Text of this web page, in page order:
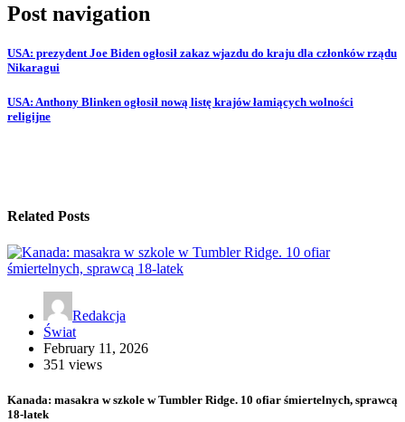
Post navigation
USA: prezydent Joe Biden ogłosił zakaz wjazdu do kraju dla członków rządu
Nikaragui
USA: Anthony Blinken ogłosił nową listę krajów łamiących wolności
religijne
Related Posts
Redakcja
Świat
February 11, 2026
351 views
Kanada: masakra w szkole w Tumbler Ridge. 10 ofiar śmiertelnych, sprawcą
18-latek